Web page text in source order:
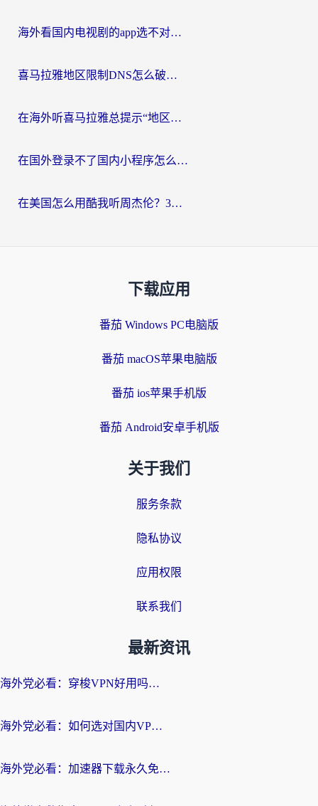
海外看国内电视剧的app选不对？这份回国加速器避坑指南帮你流畅追剧
喜马拉雅地区限制DNS怎么破？海外党听国内音乐听书的终极解决方案
在海外听喜马拉雅总提示“地区限制”？3步轻松解除+听国内音乐全攻略
在国外登录不了国内小程序怎么办？选对回国加速器，轻松解锁国内资源
在美国怎么用酷我听周杰伦？3步搞定海外听歌难题
下载应用
番茄 Windows PC电脑版
番茄 macOS苹果电脑版
番茄 ios苹果手机版
番茄 Android安卓手机版
关于我们
服务条款
隐私协议
应用权限
联系我们
最新资讯
海外党必看：穿梭VPN好用吗？和云帆VPN对比哪个回国效果更好？附真实测评+避坑指南
海外党必看：如何选对国内VPN，实现无缝访问国内资源？
海外党必看：加速器下载永久免费版真的存在吗？教你无缝访问国内资源的正确姿势